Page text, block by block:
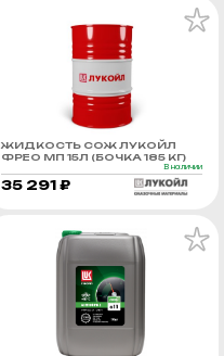
ЖИДКОСТЬ СОЖ ЛУКОЙЛ
ФРЕО МП 15Л (БОЧКА 185 КГ)
В наличии
35 291 ₽